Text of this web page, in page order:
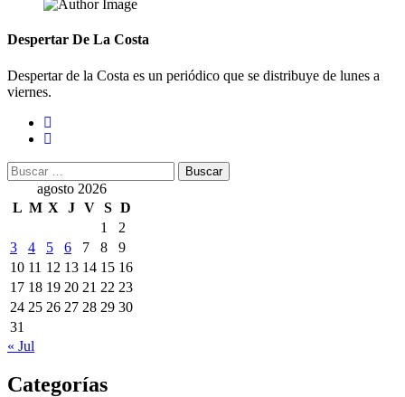
Despertar De La Costa
Despertar de la Costa es un periódico que se distribuye de lunes a
viernes.
Buscar:
agosto 2026
L M X J V S D
1
2
3
4 5 6 7 8
9
10 11 12 13 14 15 16
17 18 19 20 21 22 23
24 25 26 27 28 29 30
31
« Jul
Categorías